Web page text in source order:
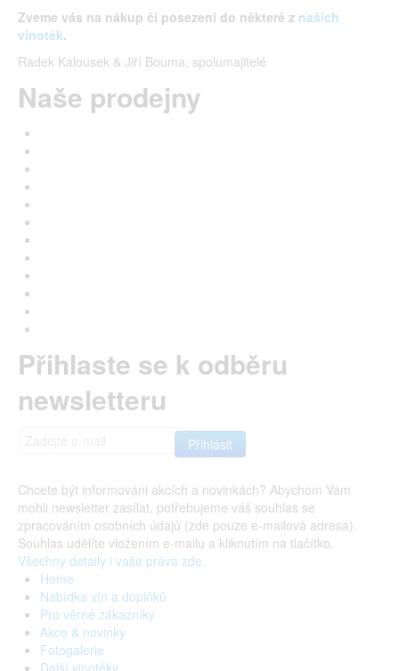
Zveme vás na nákup či posezení do některé z našich
vinoték.
Radek Kalousek & Jiří Bouma, spolumajitelé
Naše prodejny
Přihlaste se k odběru
newsletteru
Chcete být informováni akcích a novinkách? Abychom Vám
mohli newsletter zasílat, potřebujeme váš souhlas se
zpracováním osobních údajů (zde pouze e-mailová adresa).
Souhlas udělíte vložením e-mailu a kliknutím na tlačítko.
Všechny detaily i vaše práva zde.
Home
Nabídka vín a doplňků
Pro věrné zákazníky
Akce & novinky
Fotogalerie
Další vinotéky